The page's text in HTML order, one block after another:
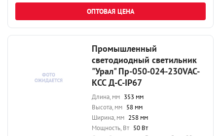
ОПТОВАЯ ЦЕНА
Промышленный
светодиодный светильник
"Урал" Пр-050-024-230VAC-
КСС Д-С-IP67
Длина, мм 353 мм
Высота, мм 58 мм
Ширина, мм 258 мм
Мощность, Вт 50 Вт